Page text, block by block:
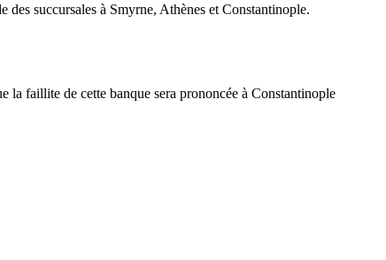
succursales à Smyrne, Athènes et Constantinople.
faillite de cette banque sera prononcée à Constantinople